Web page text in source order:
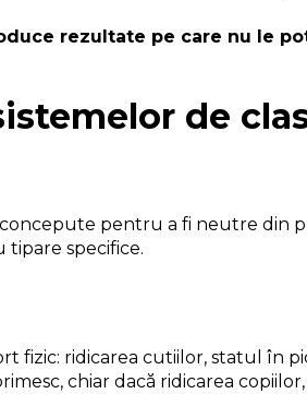
rezultate pe care nu le
de
pentru a fi neutre
tipare specifice.
fizic: ridicarea cutiilor, statul în
chiar dacă ridicarea